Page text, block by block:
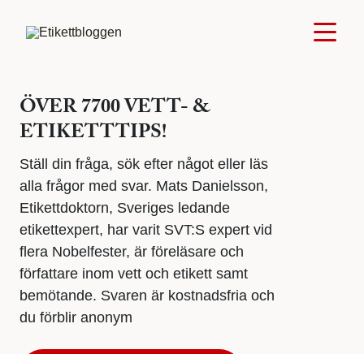
ÖVER 7700 VETT- &
ETIKETTTIPS!
Ställ din fråga, sök efter något eller läs
alla frågor med svar. Mats Danielsson,
Etikettdoktorn, Sveriges ledande
etikettexpert, har varit SVT:S expert vid
flera Nobelfester, är föreläsare och
författare inom vett och etikett samt
bemötande. Svaren är kostnadsfria och
du förblir anonym